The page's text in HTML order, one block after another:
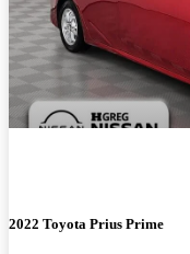
2022 Toyota Prius Prime